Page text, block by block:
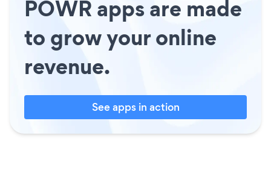
POWR apps are made
to grow your online
revenue.
See apps in action